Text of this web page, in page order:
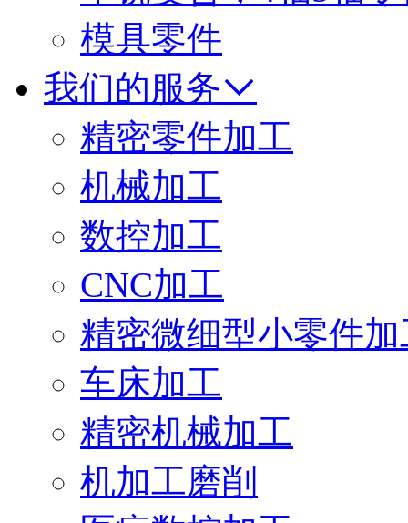
模具零件
我们的服务
精密零件加工
机械加工
数控加工
CNC加工
精密微细型小零件加
车床加工
精密机械加工
机加工磨削